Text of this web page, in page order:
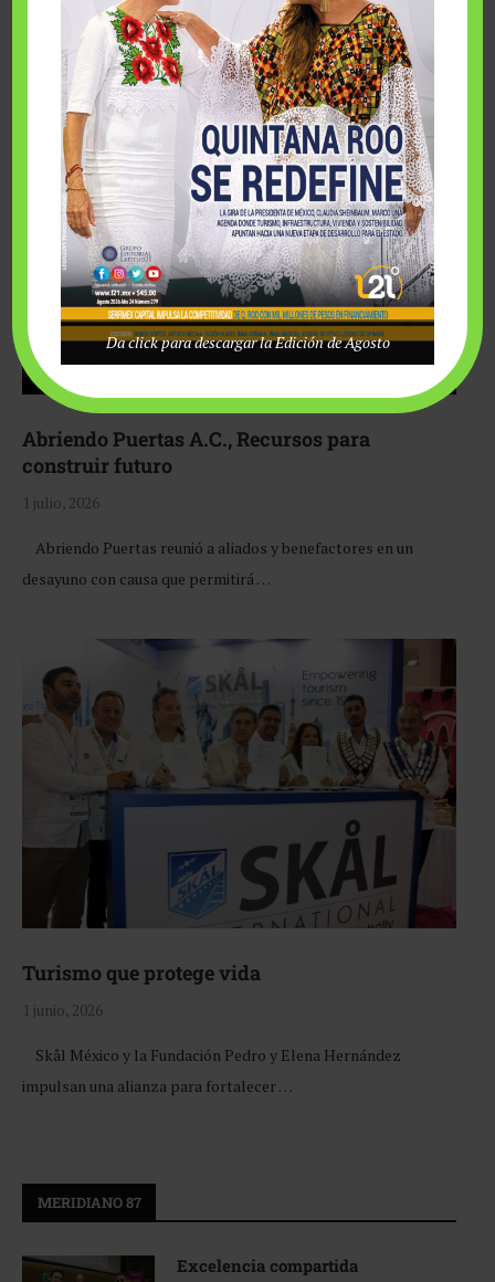
Fairmont Mayakoba y Make-A-Wish México unieron
esfuerzos para hacer realidad el deseo de una …
Abriendo Puertas A.C., Recursos para
construir futuro
1 julio, 2026
Abriendo Puertas reunió a aliados y benefactores en un
desayuno con causa que permitirá …
Turismo que protege vida
1 junio, 2026
Skål México y la Fundación Pedro y Elena Hernández
impulsan una alianza para fortalecer …
MERIDIANO 87
Excelencia compartida
Da click para descargar la Edición de Agosto